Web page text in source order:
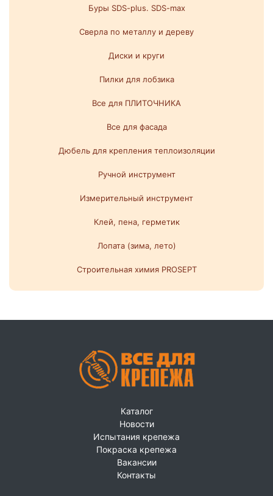
Буры SDS-plus. SDS-max
Сверла по металлу и дереву
Диски и круги
Пилки для лобзика
Все для ПЛИТОЧНИКА
Все для фасада
Дюбель для крепления теплоизоляции
Ручной инструмент
Измерительный инструмент
Клей, пена, герметик
Лопата (зима, лето)
Строительная химия PROSEPT
Каталог
Новости
Испытания крепежа
Покраска крепежа
Вакансии
Контакты